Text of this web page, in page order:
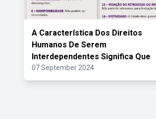
A Característica Dos Direitos
Humanos De Serem
Interdependentes Significa Que
07 September 2024